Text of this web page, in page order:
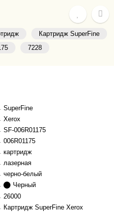
Картридж SuperFine
7228
SuperFine
Xerox
SF-006R01175
006R01175
картридж
лазерная
черно-белый
Черный
26000
Картридж SuperFine Xerox